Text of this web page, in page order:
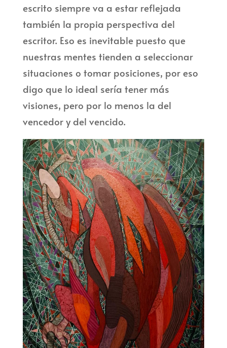
escrito siempre va a estar reflejada
también la propia perspectiva del
escritor. Eso es inevitable puesto que
nuestras mentes tienden a seleccionar
situaciones o tomar posiciones, por eso
digo que lo ideal sería tener más
visiones, pero por lo menos la del
vencedor y del vencido.